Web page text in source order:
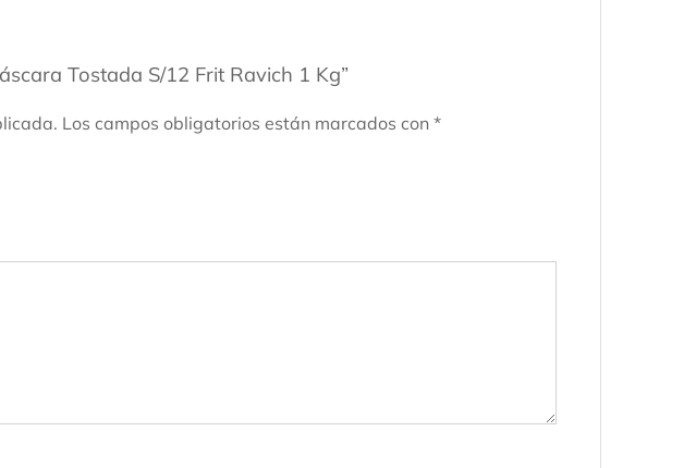
Tostada S/12 Frit Ravich 1 Kg”
Los campos obligatorios están marcados con *